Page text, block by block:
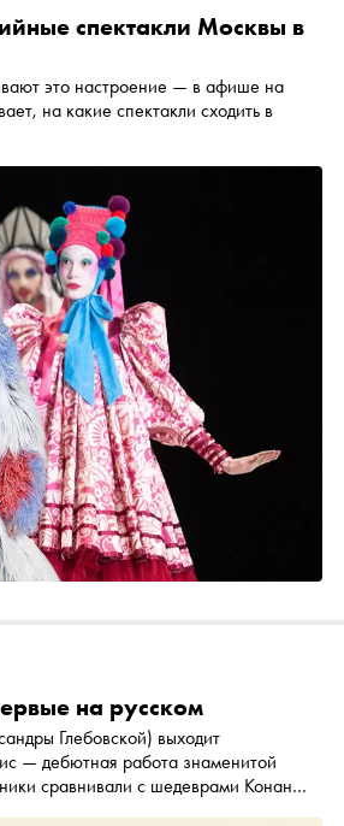
спектакли Москвы в
это настроение — в афише на
на какие спектакли сходить в
на русском
Глебовской) выходит
— дебютная работа знаменитой
сравнивали с шедеврами Конан